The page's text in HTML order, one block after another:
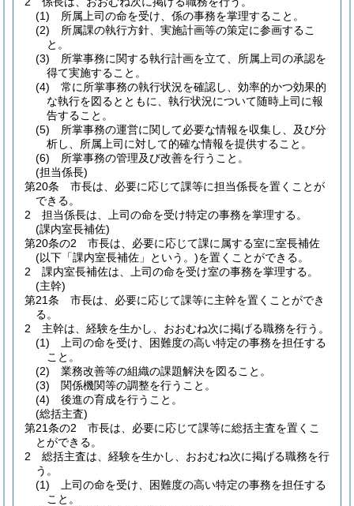
(1)
所属上司の命を受け、係の事務を掌理すること。
(2)
所属課の執行方針、実施計画等の策定に参画するこ
と。
(3)
所掌事務に関する執行計画を立て、所属上司の承認を
得て実施すること。
(4)
常に所掌事務の執行状況を確認し、効率的かつ効果的
な執行を図るとともに、執行状況について随時上司に報
告すること。
(5)
所掌事務の運営に関して必要な情報を収集し、及び分
析し、所属上司に対して的確な情報を提供すること。
(6)
所掌事務の管理及び改善を行うこと。
(担当係長)
第20条
市長は、必要に応じて課等に担当係長を置くことが
できる。
2
担当係長は、上司の命を受け特定の事務を掌理する。
(課内室長補佐)
第20条の2
市長は、必要に応じて課に属する室に室長補佐
(以下「課内室長補佐」という。)を置くことができる。
2
課内室長補佐は、上司の命を受け室の事務を掌理する。
(主幹)
第21条
市長は、必要に応じて課等に主幹を置くことができ
る。
2
主幹は、経験を生かし、おおむね次に掲げる職務を行う。
(1)
上司の命を受け、困難度の高い特定の事務を担任する
こと。
(2)
業務改善等の組織の課題解決を図ること。
(3)
関係機関等の調整を行うこと。
(4)
後進の育成を行うこと。
(総括主査)
第21条の2
市長は、必要に応じて課等に総括主査を置くこ
とができる。
2
総括主査は、経験を生かし、おおむね次に掲げる職務を行
う。
(1)
上司の命を受け、困難度の高い特定の事務を担任する
こと。